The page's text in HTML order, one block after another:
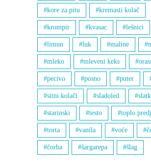
kore za pitu kremasti kolač
krompir kvasac lešnici
limun luk maline
mleko mleveni keks orasi
pecivo posno puter
sitni kolači sladoled
starinski testo toplo
torta vanila voće
čorba šargarepa šlag